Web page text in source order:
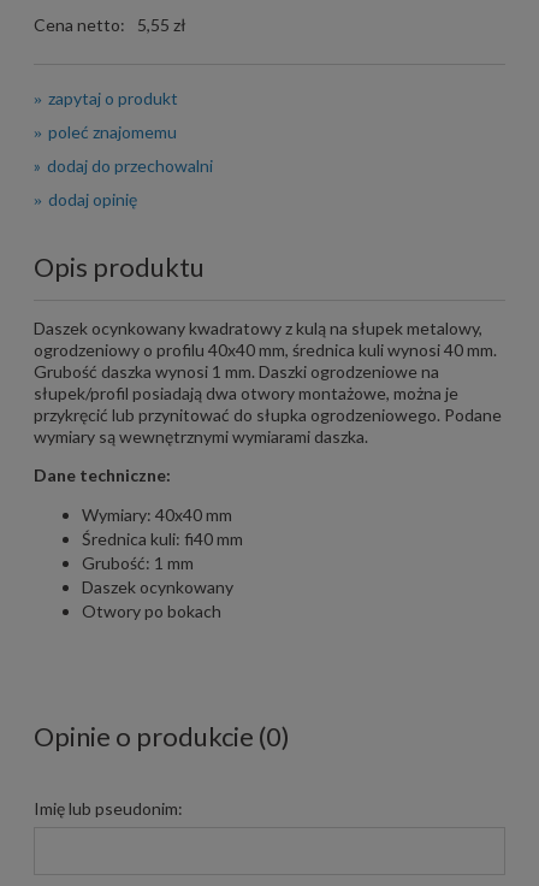
Cena netto: 5,55 zł
zapytaj o produkt
poleć znajomemu
dodaj do przechowalni
dodaj opinię
Opis produktu
Daszek ocynkowany kwadratowy z kulą na słupek metalowy,
ogrodzeniowy o profilu 40x40 mm, średnica kuli wynosi 40 mm.
Grubość daszka wynosi 1 mm. Daszki ogrodzeniowe na
słupek/profil posiadają dwa otwory montażowe, można je
przykręcić lub przynitować do słupka ogrodzeniowego. Podane
wymiary są wewnętrznymi wymiarami daszka.
Dane techniczne:
Wymiary: 40x40 mm
Średnica kuli: fi40 mm
Grubość: 1 mm
Daszek ocynkowany
Otwory po bokach
Opinie o produkcie (0)
Imię lub pseudonim: